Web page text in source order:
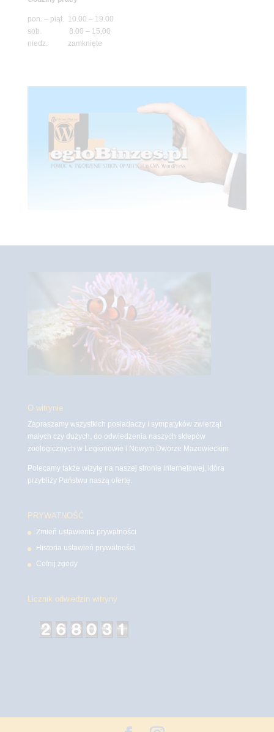
pon. – piąt. 10.00 – 19.00
sob. 8.00 – 15.00
niedz. zamknięte
O witrynie
Zapraszamy wszystkich posiadaczy i sympatyków zwierząt
małych czy dużych, do odwiedzenia naszych sklepów
zoologicznych w Legionowie i Nowym Dworze Mazowieckim
Polecamy także wizytę na naszej stronie internetowej, która
przybliży Państwu naszą ofertę.
PRYWATNOŚĆ
Zmień ustawienia prywatności
Historia ustawień prywatności
Cofnij zgody
Licznik odwiedzin witryny